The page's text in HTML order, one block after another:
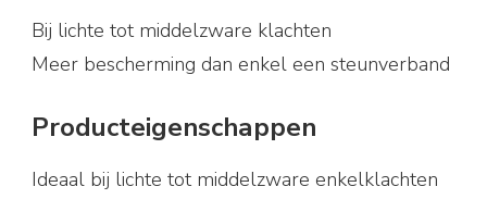
Bij lichte tot middelzware klachten
Meer bescherming dan enkel een steunverband
Producteigenschappen
Ideaal bij lichte tot middelzware enkelklachten